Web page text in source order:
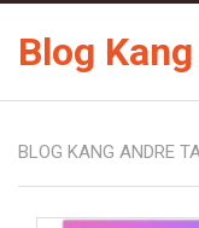
Blog
BLOG KANG ANDRE